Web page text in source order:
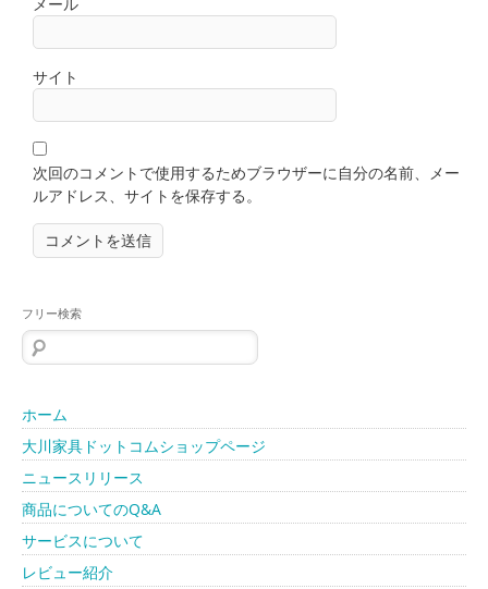
サイト
次回のコメントで使用するためブラウザーに自分の名前、メー
ルアドレス、サイトを保存する。
フリー検索
検
索:
ホーム
大川家具ドットコムショップページ
ニュースリリース
商品についてのQ&A
サービスについて
レビュー紹介